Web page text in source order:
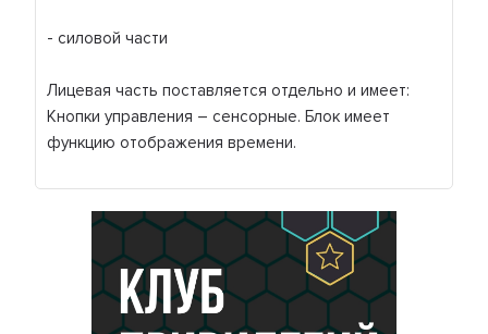
- силовой части
Лицевая часть поставляется отдельно и имеет:
Кнопки управления – сенсорные. Блок имеет
функцию отображения времени.